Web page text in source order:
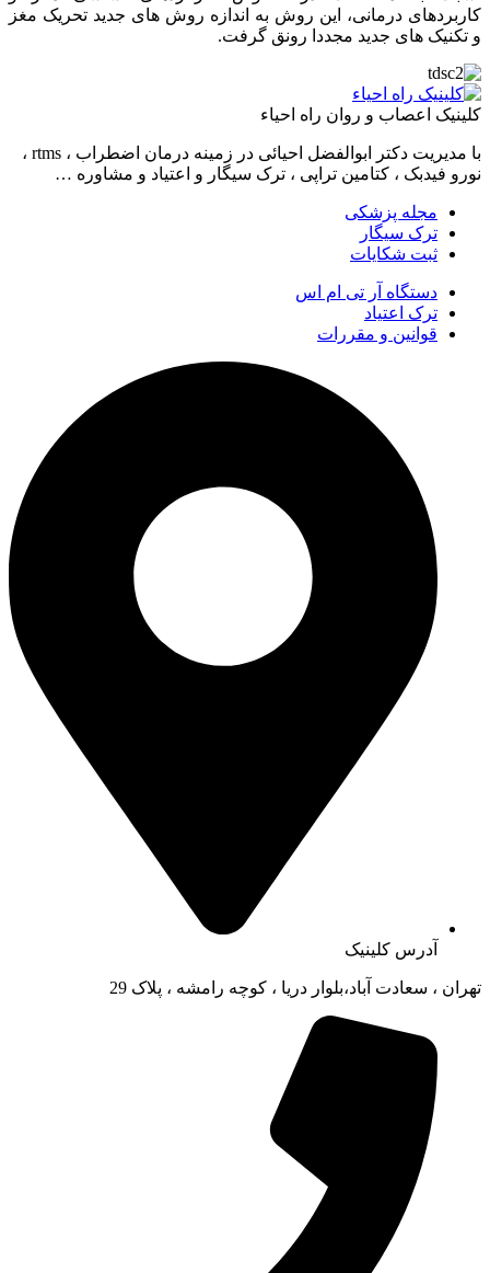
کاربردهای درمانی، این روش به اندازه روش های جدید تحریک مغز
و تکنیک های جدید مجددا رونق گرفت.
کلینیک اعصاب و روان راه احیاء
با مدیریت دکتر ابوالفضل احیائی در زمینه درمان اضطراب ، rtms ،
نورو فیدبک ، کتامین تراپی ، ترک سیگار و اعتیاد و مشاوره …
مجله پزشکی
ترک سیگار
ثبت شکایات
دستگاه آر تی ام اس
ترک اعتیاد
قوانین و مقررات
آدرس کلینیک
تهران ، سعادت آباد،بلوار دریا ، کوچه رامشه ، پلاک 29